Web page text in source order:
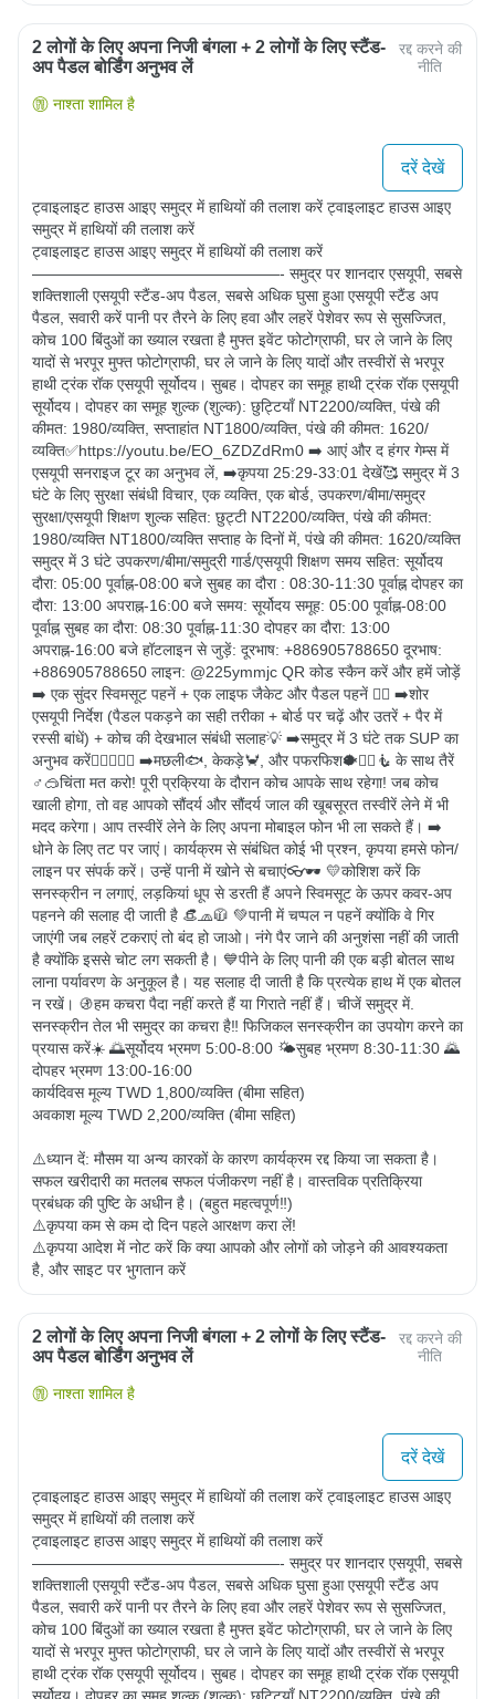
2 लोगों के लिए अपना निजी बंगला + 2 लोगों के लिए स्टैंड-
अप पैडल बोर्डिंग अनुभव लें
रद्द करने की
नीति
नाश्ता शामिल है
दरें देखें
ट्वाइलाइट हाउस आइए समुद्र में हाथियों की तलाश करें ट्वाइलाइट हाउस आइए
समुद्र में हाथियों की तलाश करें
ट्वाइलाइट हाउस आइए समुद्र में हाथियों की तलाश करें
————————————————- समुद्र पर शानदार एसयूपी, सबसे
शक्तिशाली एसयूपी स्टैंड-अप पैडल, सबसे अधिक घुसा हुआ एसयूपी स्टैंड अप
पैडल, सवारी करें पानी पर तैरने के लिए हवा और लहरें पेशेवर रूप से सुसज्जित,
कोच 100 बिंदुओं का ख्याल रखता है मुफ्त इवेंट फोटोग्राफी, घर ले जाने के लिए
यादों से भरपूर मुफ्त फोटोग्राफी, घर ले जाने के लिए यादों और तस्वीरों से भरपूर
हाथी ट्रंक रॉक एसयूपी सूर्योदय। सुबह। दोपहर का समूह हाथी ट्रंक रॉक एसयूपी
सूर्योदय। दोपहर का समूह शुल्क (शुल्क): छुट्टियाँ NT2200/व्यक्ति, पंखे की
कीमत: 1980/व्यक्ति, सप्ताहांत NT1800/व्यक्ति, पंखे की कीमत: 1620/
व्यक्ति✅https://youtu.be/EO_6ZDZdRm0 ➡️ आएं और द हंगर गेम्स में
एसयूपी सनराइज टूर का अनुभव लें, ➡️कृपया 25:29-33:01 देखें🥰 समुद्र में 3
घंटे के लिए सुरक्षा संबंधी विचार, एक व्यक्ति, एक बोर्ड, उपकरण/बीमा/समुद्र
सुरक्षा/एसयूपी शिक्षण शुल्क सहित: छुट्टी NT2200/व्यक्ति, पंखे की कीमत:
1980/व्यक्ति NT1800/व्यक्ति सप्ताह के दिनों में, पंखे की कीमत: 1620/व्यक्ति
समुद्र में 3 घंटे उपकरण/बीमा/समुद्री गार्ड/एसयूपी शिक्षण समय सहित: सूर्योदय
दौरा: 05:00 पूर्वाह्न-08:00 बजे सुबह का दौरा : 08:30-11:30 पूर्वाह्न दोपहर का
दौरा: 13:00 अपराह्न-16:00 बजे समय: सूर्योदय समूह: 05:00 पूर्वाह्न-08:00
पूर्वाह्न सुबह का दौरा: 08:30 पूर्वाह्न-11:30 दोपहर का दौरा: 13:00
अपराह्न-16:00 बजे हॉटलाइन से जुड़ें: दूरभाष: +886905788650 दूरभाष:
+886905788650 लाइन: @225ymmjc QR कोड स्कैन करें और हमें जोड़ें
➡️ एक सुंदर स्विमसूट पहनें + एक लाइफ जैकेट और पैडल पहनें 🏊‍♀️ ➡️शोर
एसयूपी निर्देश (पैडल पकड़ने का सही तरीका + बोर्ड पर चढ़ें और उतरें + पैर में
रस्सी बांधें) + कोच की देखभाल संबंधी सलाह💡 ➡️समुद्र में 3 घंटे तक SUP का
अनुभव करें🚣🏻‍♀️🚣‍♂️ ➡️मछली🐟, केकड़े🦀️, और पफरफिश🐡🧜‍♀🧜‍ के साथ तैरें
♂🥽चिंता मत करो! पूरी प्रक्रिया के दौरान कोच आपके साथ रहेगा! जब कोच
खाली होगा, तो वह आपको सौंदर्य और सौंदर्य जाल की खूबसूरत तस्वीरें लेने में भी
मदद करेगा। आप तस्वीरें लेने के लिए अपना मोबाइल फोन भी ला सकते हैं। ➡️
धोने के लिए तट पर जाएं। कार्यक्रम से संबंधित कोई भी प्रश्न, कृपया हमसे फोन/
लाइन पर संपर्क करें। उन्हें पानी में खोने से बचाएं👓🕶 💛कोशिश करें कि
सनस्क्रीन न लगाएं, लड़कियां धूप से डरती हैं अपने स्विमसूट के ऊपर कवर-अप
पहनने की सलाह दी जाती है 👒🧢🧥 💚पानी में चप्पल न पहनें क्योंकि वे गिर
जाएंगी जब लहरें टकराएं तो बंद हो जाओ। नंगे पैर जाने की अनुशंसा नहीं की जाती
है क्योंकि इससे चोट लग सकती है। 💙पीने के लिए पानी की एक बड़ी बोतल साथ
लाना पर्यावरण के अनुकूल है। यह सलाह दी जाती है कि प्रत्येक हाथ में एक बोतल
न रखें। 🚯हम कचरा पैदा नहीं करते हैं या गिराते नहीं हैं। चीजें समुद्र में.
सनस्क्रीन तेल भी समुद्र का कचरा है‼ ️फिजिकल सनस्क्रीन का उपयोग करने का
प्रयास करें☀️ 🌅सूर्योदय भ्रमण 5:00-8:00 🌤सुबह भ्रमण 8:30-11:30 🌄
दोपहर भ्रमण 13:00-16:00
कार्यदिवस मूल्य TWD 1,800/व्यक्ति (बीमा सहित)
अवकाश मूल्य TWD 2,200/व्यक्ति (बीमा सहित)
⚠️ध्यान दें: मौसम या अन्य कारकों के कारण कार्यक्रम रद्द किया जा सकता है।
सफल खरीदारी का मतलब सफल पंजीकरण नहीं है। वास्तविक प्रतिक्रिया
प्रबंधक की पुष्टि के अधीन है। (बहुत महत्वपूर्ण‼️)
⚠️कृपया कम से कम दो दिन पहले आरक्षण करा लें!
⚠️कृपया आदेश में नोट करें कि क्या आपको और लोगों को जोड़ने की आवश्यकता
है, और साइट पर भुगतान करें
2 लोगों के लिए अपना निजी बंगला + 2 लोगों के लिए स्टैंड-
अप पैडल बोर्डिंग अनुभव लें
रद्द करने की
नीति
नाश्ता शामिल है
दरें देखें
ट्वाइलाइट हाउस आइए समुद्र में हाथियों की तलाश करें ट्वाइलाइट हाउस आइए
समुद्र में हाथियों की तलाश करें
ट्वाइलाइट हाउस आइए समुद्र में हाथियों की तलाश करें
————————————————- समुद्र पर शानदार एसयूपी, सबसे
शक्तिशाली एसयूपी स्टैंड-अप पैडल, सबसे अधिक घुसा हुआ एसयूपी स्टैंड अप
पैडल, सवारी करें पानी पर तैरने के लिए हवा और लहरें पेशेवर रूप से सुसज्जित,
कोच 100 बिंदुओं का ख्याल रखता है मुफ्त इवेंट फोटोग्राफी, घर ले जाने के लिए
यादों से भरपूर मुफ्त फोटोग्राफी, घर ले जाने के लिए यादों और तस्वीरों से भरपूर
हाथी ट्रंक रॉक एसयूपी सूर्योदय। सुबह। दोपहर का समूह हाथी ट्रंक रॉक एसयूपी
सूर्योदय। दोपहर का समूह शुल्क (शुल्क): छुट्टियाँ NT2200/व्यक्ति, पंखे की